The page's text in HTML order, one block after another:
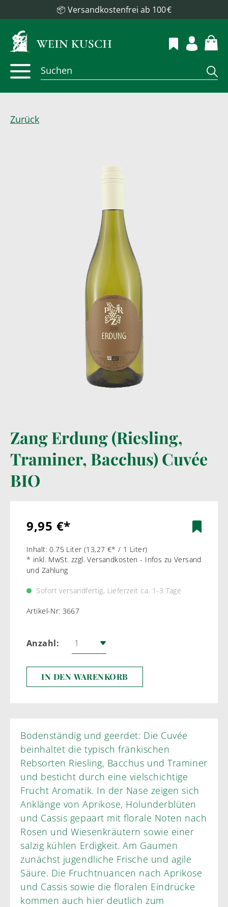
📦 Versandkostenfrei ab 100 €
Zurück
Zang Erdung (Riesling,
Traminer, Bacchus) Cuvée
BIO
9,95 €*
Inhalt:0.75 Liter (13,27 €* / 1 Liter)
* inkl. MwSt. zzgl. Versandkosten - Infos zu Versand
und Zahlung
Sofort versandfertig, Lieferzeit ca. 1-3 Tage
Artikel-Nr: 3667
Anzahl:
IN DEN WARENKORB
Bodenständig und geerdet: Die Cuvée
beinhaltet die typisch fränkischen
Rebsorten Riesling, Bacchus und Traminer
und besticht durch eine vielschichtige
Frucht Aromatik. In der Nase zeigen sich
Anklänge von Aprikose, Holunderblüten
und Cassis gepaart mit florale Noten nach
Rosen und Wiesenkräutern sowie einer
salzig kühlen Erdigkeit. Am Gaumen
zunächst jugendliche Frische und agile
Säure. Die Fruchtnuancen nach Aprikose
und Cassis sowie die floralen Eindrücke
kommen auch hier deutlich zum